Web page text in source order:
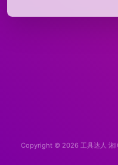
Copyright © 2026 工具达人 湘